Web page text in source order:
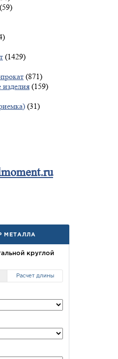
(59)
(1429)
(871)
(159)
(31)